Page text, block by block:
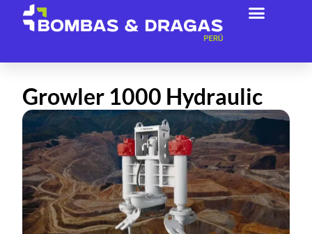
Growler 1000 Hydraulic